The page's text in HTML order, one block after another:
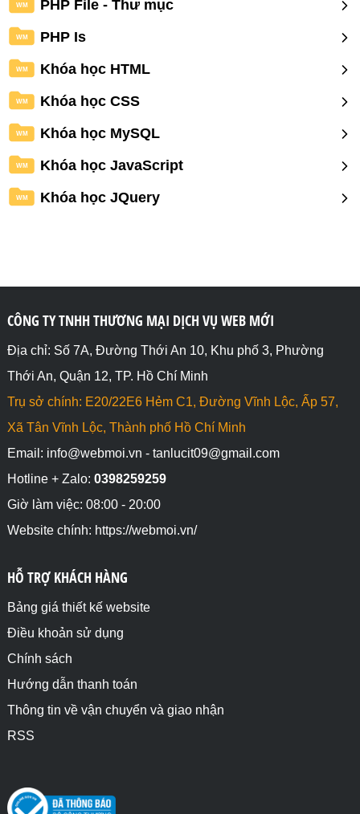
WM PHP File - Thư mục
WM PHP Is
WM Khóa học HTML
WM Khóa học CSS
WM Khóa học MySQL
WM Khóa học JavaScript
WM Khóa học JQuery
CÔNG TY TNHH THƯƠNG MẠI DỊCH VỤ WEB MỚI
Địa chỉ: Số 7A, Đường Thới An 10, Khu phố 3, Phường
Thới An, Quận 12, TP. Hồ Chí Minh
Trụ sở chính: E20/22E6 Hẻm C1, Đường Vĩnh Lộc, Ấp 57,
Xã Tân Vĩnh Lộc, Thành phố Hồ Chí Minh
Email: info@webmoi.vn - tanlucit09@gmail.com
Hotline + Zalo: 0398259259
Giờ làm việc: 08:00 - 20:00
Website chính: https://webmoi.vn/
HỖ TRỢ KHÁCH HÀNG
Bảng giá thiết kế website
Điều khoản sử dụng
Chính sách
Hướng dẫn thanh toán
Thông tin về vận chuyển và giao nhận
RSS